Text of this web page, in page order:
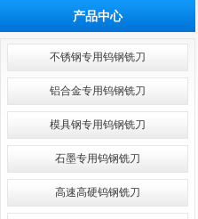
产品中心
不锈钢专用钨钢铣刀
铝合金专用钨钢铣刀
模具钢专用钨钢铣刀
石墨专用钨钢铣刀
高速高硬钨钢铣刀